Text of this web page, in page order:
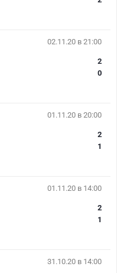
02.11.20 в 21:00
2
0
01.11.20 в 20:00
2
1
01.11.20 в 14:00
2
1
31.10.20 в 14:00